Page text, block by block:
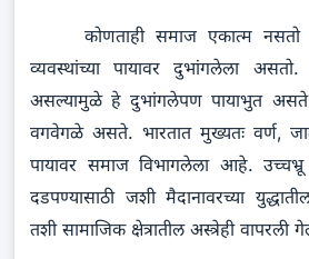
कोणताही समाज एकात्म नसतो
व्यवस्थांच्या पायावर दुभांगलेला असतो.
असल्यामुळे हे दुभांगलेपण पायाभुत असते.
वगवेगळे असते. भारतात मुख्यतः वर्ण,
पायावर समाज विभागलेला आहे. उच्चभ्रू
दडपण्यासाठी जशी मैदानावरच्या
तशी सामाजिक क्षेत्रातील अस्त्रेही वापरली